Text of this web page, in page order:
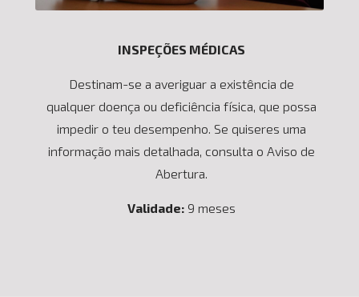
INSPEÇÕES MÉDICAS
Destinam-se a averiguar a existência de
qualquer doença ou deficiência física, que possa
impedir o teu desempenho. Se quiseres uma
informação mais detalhada, consulta o Aviso de
Abertura.
Validade: 9 meses